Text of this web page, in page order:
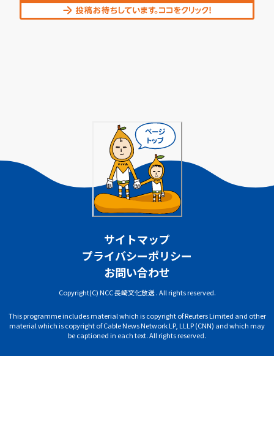
サイトマップ
プライバシーポリシー
お問い合わせ
Copyright(C) NCC 長崎文化放送 . All rights reserved.
This programme includes material which is copyright of Reuters Limited and other
material which is copyright of Cable News Network LP, LLLP (CNN) and which may
be captioned in each text. All rights reserved.